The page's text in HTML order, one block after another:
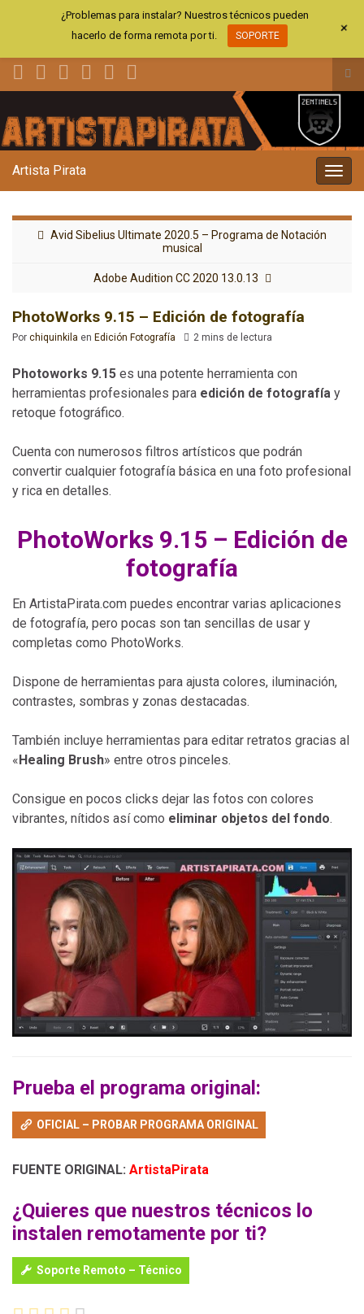
el
la
Artista Pirata
Avid Sibelius Ultimate 2020.5 – Programa de Notación
musical
Adobe Audition CC 2020 13.0.13
PhotoWorks 9.15 – Edición de fotografía
Por chiquinkila en Edición Fotografía 2 mins de lectura
Photoworks 9.15 es una potente herramienta con
herramientas profesionales para edición de fotografía y
retoque fotográfico.
Cuenta con numerosos filtros artísticos que podrán
convertir cualquier fotografía básica en una foto profesional
y rica en detalles.
PhotoWorks 9.15 – Edición de
fotografía
En ArtistaPirata.com puedes encontrar varias aplicaciones
de fotografía, pero pocas son tan sencillas de usar y
completas como PhotoWorks.
Dispone de herramientas para ajusta colores, iluminación,
contrastes, sombras y zonas destacadas.
También incluye herramientas para editar retratos gracias al
«Healing Brush» entre otros pinceles.
Consigue en pocos clicks dejar las fotos con colores
vibrantes, nítidos así como eliminar objetos del fondo.
Prueba el programa original:
OFICIAL – PROBAR PROGRAMA ORIGINAL
FUENTE ORIGINAL: ArtistaPirata
¿Quieres que nuestros técnicos lo
instalen remotamente por ti?
Soporte Remoto – Técnico
¿Problemas para instalar? Nuestros técnicos pueden
hacerlo de forma remota por ti.
SOPORTE +